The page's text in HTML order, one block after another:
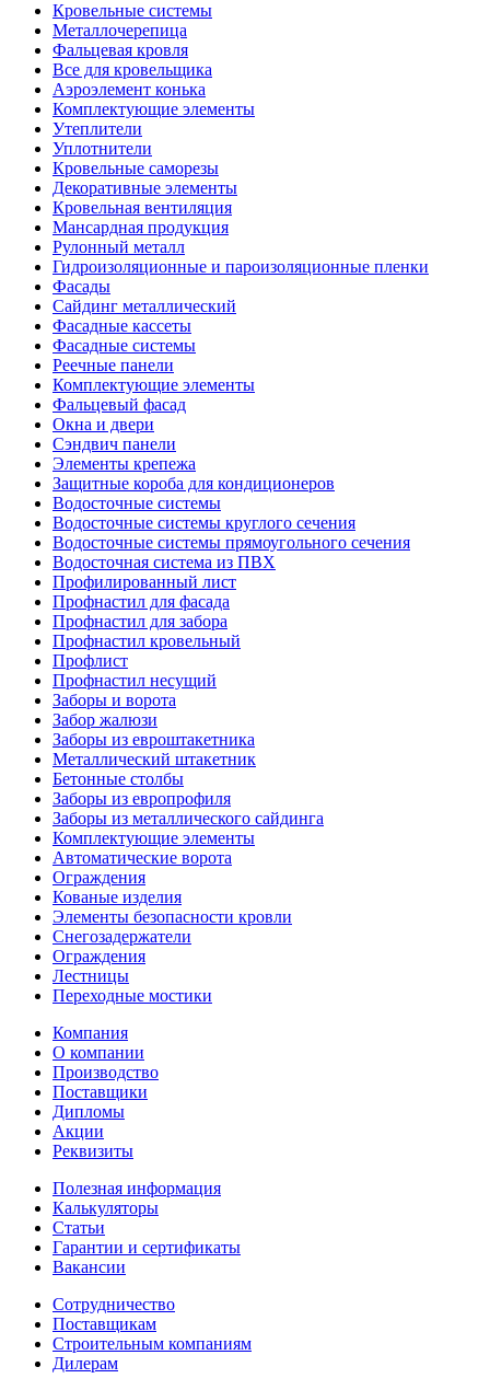
Кровельные системы
Металлочерепица
Фальцевая кровля
Все для кровельщика
Аэроэлемент конька
Комплектующие элементы
Утеплители
Уплотнители
Кровельные саморезы
Декоративные элементы
Кровельная вентиляция
Мансардная продукция
Рулонный металл
Гидроизоляционные и пароизоляционные пленки
Фасады
Сайдинг металлический
Фасадные кассеты
Фасадные системы
Реечные панели
Комплектующие элементы
Фальцевый фасад
Окна и двери
Сэндвич панели
Элементы крепежа
Защитные короба для кондиционеров
Водосточные системы
Водосточные системы круглого сечения
Водосточные системы прямоугольного сечения
Водосточная система из ПВХ
Профилированный лист
Профнастил для фасада
Профнастил для забора
Профнастил кровельный
Профлист
Профнастил несущий
Заборы и ворота
Забор жалюзи
Заборы из евроштакетника
Металлический штакетник
Бетонные столбы
Заборы из европрофиля
Заборы из металлического сайдинга
Комплектующие элементы
Автоматические ворота
Ограждения
Кованые изделия
Элементы безопасности кровли
Снегозадержатели
Ограждения
Лестницы
Переходные мостики
Компания
О компании
Производство
Поставщики
Дипломы
Акции
Реквизиты
Полезная информация
Калькуляторы
Статьи
Гарантии и сертификаты
Вакансии
Сотрудничество
Поставщикам
Строительным компаниям
Дилерам